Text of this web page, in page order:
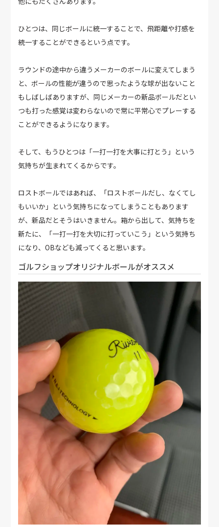
ひとつは、同じボールに統一することで、飛距離や打感を
統一することができるという点です。
ラウンドの途中から違うメーカーのボールに変えてしまう
と、ボールの性能が違うので思ったような球が出ないこと
もしばしばありますが、同じメーカーの新品ボールだとい
つも打った感覚は変わらないので常に平常心でプレーする
ことができるようになります。
そして、もうひとつは「一打一打を大事に打とう」という
気持ちが生まれてくるからです。
ロストボールではあれば、「ロストボールだし、なくてし
もいいか」という気持ちになってしまうこともあります
が、新品だとそうはいきません。箱から出して、気持ちを
新たに、「一打一打を大切に打っていこう」という気持ち
になり、OBなども減ってくると思います。
ゴルフショップオリジナルボールがオススメ